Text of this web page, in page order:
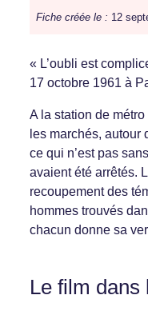
Fiche créée le : 12
« L’oubli est
17 octobre 1961 à
A la station de
les marchés,
ce qui n’est pas
avaient été arrêtés.
recoupement des
hommes trouvés
chacun donne sa
Le film dans